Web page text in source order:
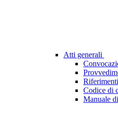
Atti generali
Codice di
Manuale